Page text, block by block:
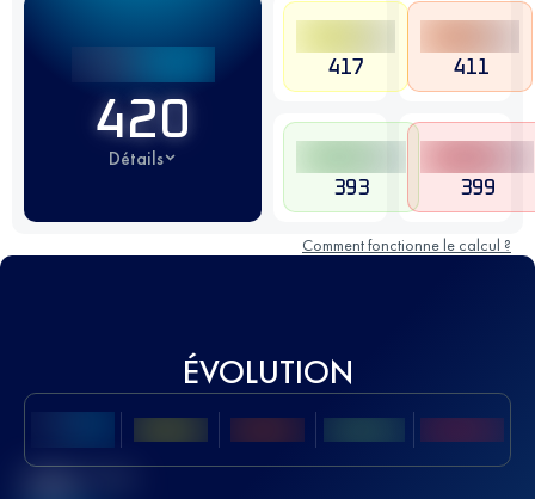
420
Détails
417 411
393 399
Comment fonctionne le calcul ?
ÉVOLUTION
Meilleur Score